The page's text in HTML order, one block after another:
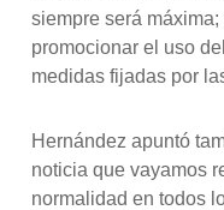
siempre será
promocionar el uso
medidas fijadas por
Hernández apuntó
noticia que vayamos
normalidad en todos